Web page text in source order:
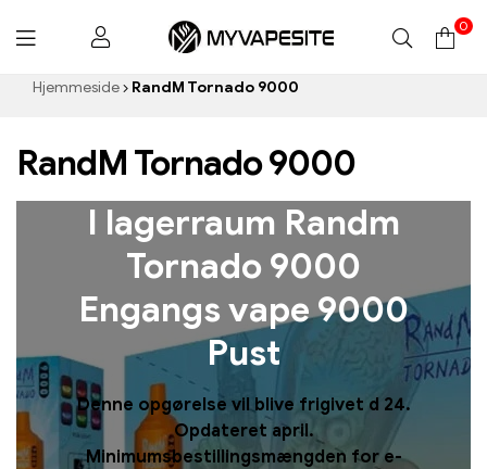
Myvapesite.de
0
Hjemmeside RandM Tornado 9000
RandM Tornado 9000
I lagerraum Randm
Tornado 9000
Engangs vape 9000
Pust
Denne opgørelse vil blive frigivet d 24.
Opdateret april.
Minimumsbestillingsmængden for e-